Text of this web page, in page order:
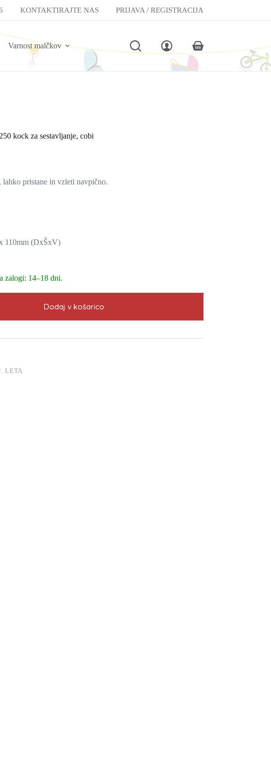
KONTAKTIRAJTE NAS PRIJAVA / REGISTRACIJA
Varnost malčkov
Shopping
cart
kock za sestavljanje, cobi
pristane in vzleti navpično.
110mm (DxŠxV)
zalogi: 14–18 dni.
Dodaj v košarico
LETA